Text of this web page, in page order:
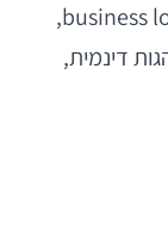
החלטות שניתן לנסח היטב על בסיס business logic,
דינמית,